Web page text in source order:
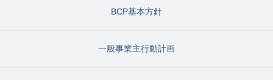
BCP基本方針
一般事業主行動計画